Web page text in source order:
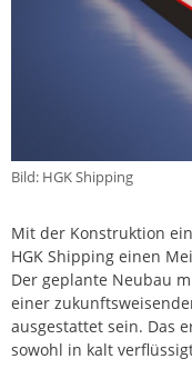
Bild: HGK Shipping
Mit der Konstruktion
HGK Shipping einen
Der geplante Neubau
einer
ausgestattet sein. Das
sowohl in kalt